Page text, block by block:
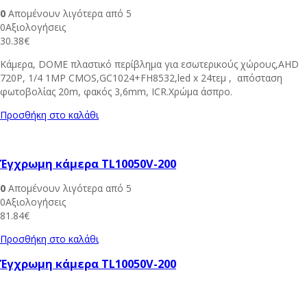
0 Απομένουν λιγότερα από 5
0Αξιολογήσεις
30.38€
Κάμερα, DOME πλαστικό περίβλημα για εσωτερικούς χώρους,AHD
720P, 1/4 1MP CMOS,GC1024+FH8532,led x 24τεμ , απόσταση
φωτοβολίας 20m, φακός 3,6mm, ICR.Χρώμα άσπρο.
Προσθήκη στο καλάθι
Έγχρωμη κάμερα TL10050V-200
0 Απομένουν λιγότερα από 5
0Αξιολογήσεις
81.84€
Προσθήκη στο καλάθι
Έγχρωμη κάμερα TL10050V-200